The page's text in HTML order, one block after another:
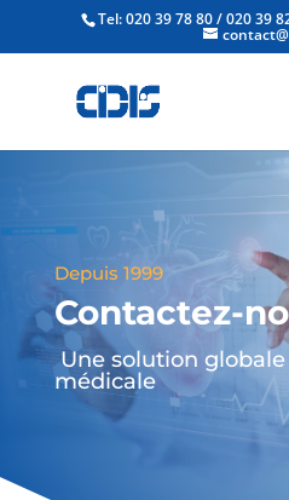
Tel: 020 39 78 80 / 020 39
Depuis 1999
Contactez-
Une solution globale
médicale